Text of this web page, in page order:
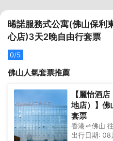
晞諾服務式公寓(佛山保利
心店)3天2晚自由行套票
0/5
佛山人氣套票推薦
【麗怡酒
地店）】
套票
香港 佛山
出行日期: 08